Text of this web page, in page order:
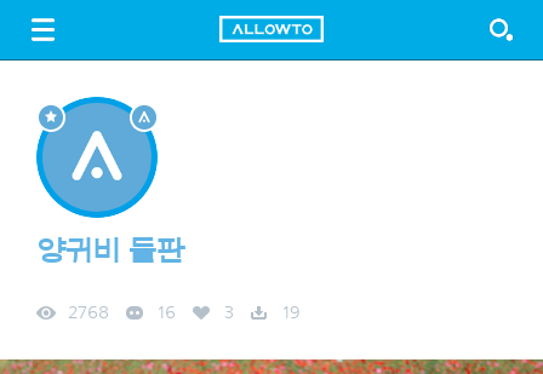
FREE DOWNLOAD
양귀비 들판
2768 16 3 19